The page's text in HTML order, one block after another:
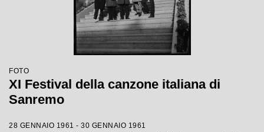
FOTO
XI Festival della canzone italiana di
Sanremo
28 GENNAIO 1961 - 30 GENNAIO 1961